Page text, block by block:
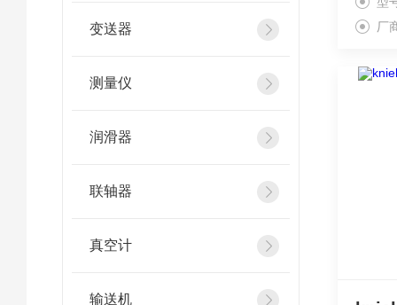
变送器
测量仪
润滑器
联轴器
真空计
输送机
厂